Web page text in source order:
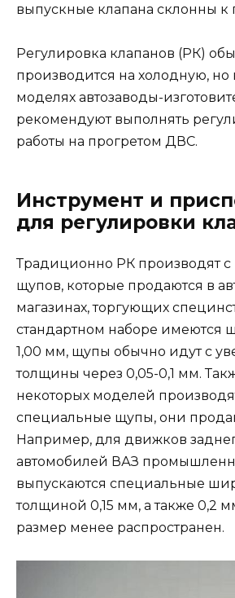
выпускные клапана склонны к
Регулировка клапанов (РК)
производится на холодную, но
моделях автозаводы-
рекомендуют выполнять
работы на прогретом ДВС.
Инструмент и
для регулировки
Традиционно РК производят
щупов, которые продаются в
магазинах, торгующих
стандартном наборе имеются
1,00 мм, щупы обычно идут с
толщины через 0,05-0,1 мм.
некоторых моделей
специальные щупы, они
Например, для движков
автомобилей ВАЗ
выпускаются специальные
толщиной 0,15 мм, а также 0,2
размер менее распространен.